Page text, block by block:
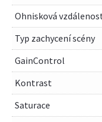
Ohnisková
Typ zachycení scény
GainControl
Kontrast
Saturace